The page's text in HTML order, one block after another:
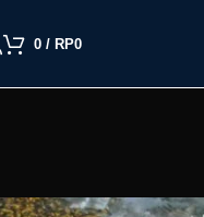
0 / RP0